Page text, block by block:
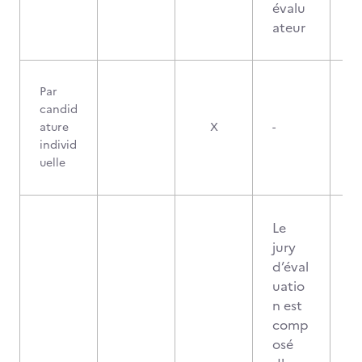
évalu
ateur
Par
candid
ature
individ
uelle
X -
Le
jury
d’éval
uatio
n est
comp
osé